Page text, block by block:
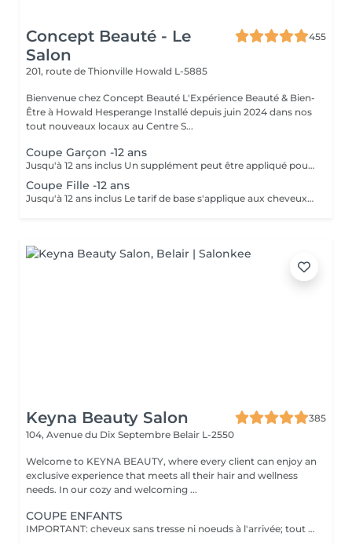
Concept Beauté - Le
Salon
455
201, route de Thionville Howald L-5885
Bienvenue chez Concept Beauté L'Expérience Beauté & Bien-
Être à Howald Hesperange Installé depuis juin 2024 dans nos
tout nouveaux locaux au Centre S...
Coupe Garçon -12 ans
Jusqu'à 12 ans inclus Un supplément peut être appliqué pour les cheveux très longs, très épais ou nécessitant un temps de travail supplémentaire.
Coupe Fille -12 ans
Jusqu'à 12 ans inclus Le tarif de base s'applique aux cheveux courts à mi-longs. Un supplément peut être appliqué pour les cheveux très longs, très épais ou nécessitant un temps de travail supplémentaire.
Keyna Beauty Salon
385
104, Avenue du Dix Septembre Belair L-2550
Welcome to KEYNA BEAUTY, where every client can enjoy an
exclusive experience that meets all their hair and wellness
needs. In our cozy and welcoming ...
COUPE ENFANTS
IMPORTANT: cheveux sans tresse ni noeuds à l'arrivée; tout noeuds ou tressage entraîne l'annulation et 50% de la prestation est retenu. Veuillez noter que si un enfant arrive au salon avec des poux, nous ne pourrons pas procéder à la coupe de cheveux pour des raisons de santé et de sécurité. Dans ce cas, le rendez-vous sera tout de même facturé en raison de l'horaire réservé, afin de compenser la perte de chiffre d'affaires. Nous comprenons que cela peut être une situation difficile, et nous vous encourageons à vérifier les cheveux de votre enfant avant le rendez-vous. Merci de votre compréhension !